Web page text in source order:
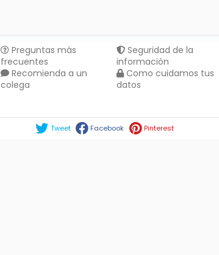
Preguntas más
frecuentes
Recomienda a un
colega
Seguridad de la
información
Como cuidamos tus
datos
Tweet Facebook Pinterest